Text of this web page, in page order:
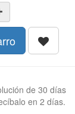
de 30 días
en 2 días.